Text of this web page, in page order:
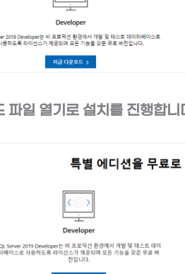
파일 열기로 설치를 진행합니